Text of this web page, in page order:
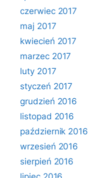
czerwiec 2017
maj 2017
kwiecień 2017
marzec 2017
luty 2017
styczeń 2017
grudzień 2016
listopad 2016
październik 2016
wrzesień 2016
sierpień 2016